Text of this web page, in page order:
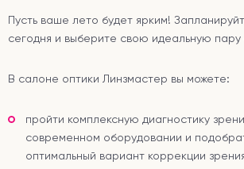
Пусть ваше лето будет ярким!
сегодня и выберите свою идеальную пару
В салоне оптики Линзмастер вы можете:
пройти комплексную диагностику
современном оборудовании и
оптимальный вариант коррекции